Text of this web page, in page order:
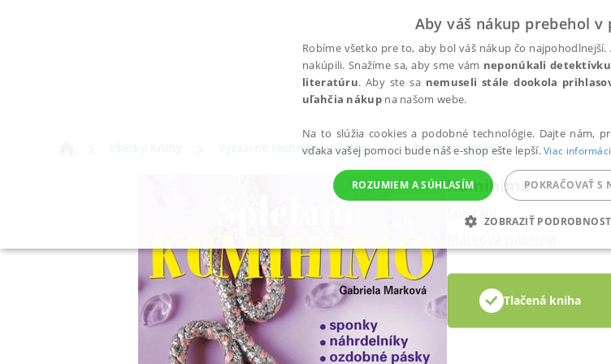
Výtvarné techniky, umenie Výtvarné techniky
Kumihimo
Splétání
Tlačená kniha
Aby váš nákup prebehol v
Robíme všetko pre to, aby bol váš nákup čo najpohodlnejší.
nakúpili. Snažíme sa, aby sme vám neponúkali detektívku
literatúru. Aby ste sa nemuseli stále dookola
uľahčia nákupna našom webe.
Na to slúžia cookies a podobné technológie. Dajte nám,
vďaka vašej pomoci bude náš e-shop ešte lepší.Viac
ROZUMIEM A SÚHLASÍM POKRAČOVAŤ S
ZOBRAZIŤ
POTREBNÉ ANALYTICKÉ MARKETINGOVÉ
Potrebné Analytické
Nevyhnutné súbory cookie umožňujú základné funkcie webovej stránky, ako je prihlásenie používateľa a správa účtu.